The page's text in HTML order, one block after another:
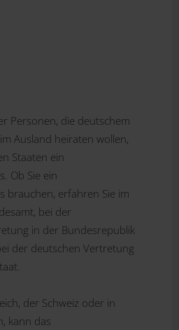
Personen, die deutschem
Ausland heiraten wollen,
Staaten ein
Ob Sie ein
brauchen, erfahren Sie im
bei der
in der Bundesrepublik
der deutschen Vertretung
der Schweiz oder in
kann das